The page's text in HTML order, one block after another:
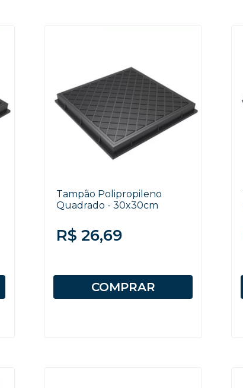
Tampão Polipropileno
Quadrado - 30x30cm
R$ 26,69
COMPRAR